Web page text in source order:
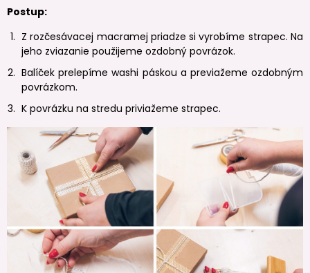
Postup:
Z rozčesávacej macramej priadze si vyrobíme strapec. Na
jeho zviazanie použijeme ozdobný povrázok.
Balíček prelepíme washi páskou a previažeme ozdobným
povrázkom.
K povrázku na stredu priviažeme strapec.